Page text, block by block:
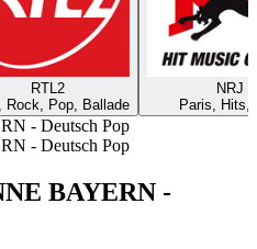
RTL2
Rock, Pop, Ballade
NRJ
Paris, Hits,
- Deutsch Pop
- Deutsch Pop
BAYERN -